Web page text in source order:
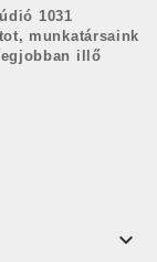
1031
munkatársaink
illő
